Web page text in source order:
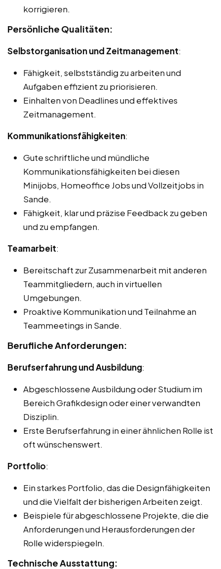
korrigieren.
Persönliche Qualitäten:
Selbstorganisation und Zeitmanagement:
Fähigkeit, selbstständig zu arbeiten und
Aufgaben effizient zu priorisieren.
Einhalten von Deadlines und effektives
Zeitmanagement.
Kommunikationsfähigkeiten:
Gute schriftliche und mündliche
Kommunikationsfähigkeiten bei diesen
Minijobs, Homeoffice Jobs und Vollzeitjobs in
Sande.
Fähigkeit, klar und präzise Feedback zu geben
und zu empfangen.
Teamarbeit:
Bereitschaft zur Zusammenarbeit mit anderen
Teammitgliedern, auch in virtuellen
Umgebungen.
Proaktive Kommunikation und Teilnahme an
Teammeetings in Sande.
Berufliche Anforderungen:
Berufserfahrung und Ausbildung:
Abgeschlossene Ausbildung oder Studium im
Bereich Grafikdesign oder einer verwandten
Disziplin.
Erste Berufserfahrung in einer ähnlichen Rolle ist
oft wünschenswert.
Portfolio:
Ein starkes Portfolio, das die Designfähigkeiten
und die Vielfalt der bisherigen Arbeiten zeigt.
Beispiele für abgeschlossene Projekte, die die
Anforderungen und Herausforderungen der
Rolle widerspiegeln.
Technische Ausstattung: